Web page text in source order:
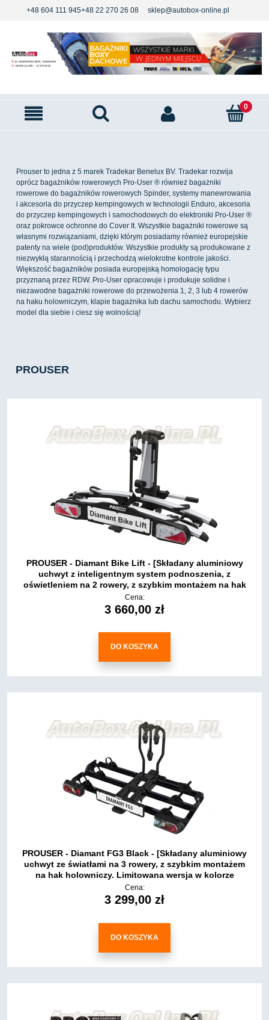
+48 604 111 945+48 22 270 26 08 sklep@autobox-online.pl
Prouser to jedna z 5 marek Tradekar Benelux BV. Tradekar rozwija
oprócz bagażników rowerowych Pro-User ® również bagażniki
rowerowe do bagażników rowerowych Spinder, systemy manewrowania
i akcesoria do przyczep kempingowych w technologii Enduro, akcesoria
do przyczep kempingowych i samochodowych do elektroniki Pro-User ®
oraz pokrowce ochronne do Cover It. Wszystkie bagażniki rowerowe są
własnymi rozwiązaniami, dzięki którym posiadamy również europejskie
patenty na wiele (pod)produktów. Wszystkie produkty są produkowane z
niezwykłą starannością i przechodzą wielokrotne kontrole jakości.
Większość bagażników posiada europejską homologację typu
przyznaną przez RDW. Pro-User opracowuje i produkuje solidne i
niezawodne bagażniki rowerowe do przewożenia 1, 2, 3 lub 4 rowerów
na haku holowniczym, klapie bagażnika lub dachu samochodu. Wybierz
model dla siebie i ciesz się wolnością!
PROUSER
PROUSER - Diamant Bike Lift - [Składany aluminiowy
uchwyt z inteligentnym system podnoszenia, z
oświetleniem na 2 rowery, z szybkim montażem na hak
holowniczy]
Cena:
3 660,00 zł
DO KOSZYKA
PROUSER - Diamant FG3 Black - [Składany aluminiowy
uchwyt ze światłami na 3 rowery, z szybkim montażem
na hak holowniczy. Limitowana wersja w kolorze
czarnym.]
Cena:
3 299,00 zł
DO KOSZYKA